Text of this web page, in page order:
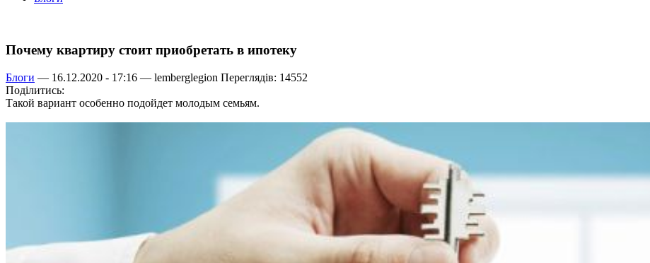
Почему квартиру стоит приобретать в ипотеку
Блоги — 16.12.2020 - 17:16 — lemberglegion Переглядів: 14552
Поділитись:
Такой вариант особенно подойдет молодым семьям.